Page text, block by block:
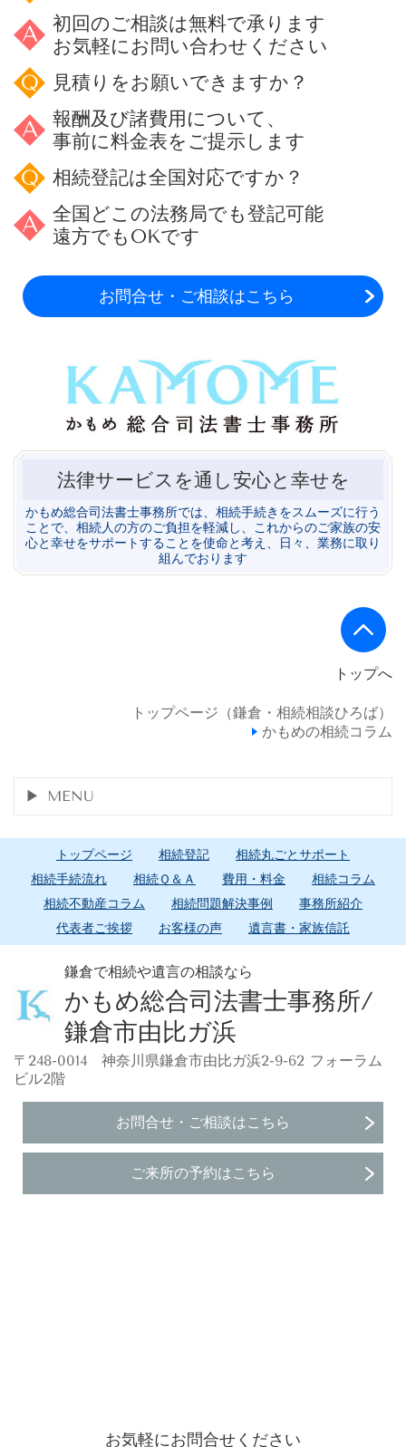
初回のご相談は無料で承ります
お気軽にお問い合わせください
見積りをお願いできますか？
報酬及び諸費用について、
事前に料金表をご提示します
相続登記は全国対応ですか？
全国どこの法務局でも登記可能
遠方でもOKです
お問合せ・ご相談はこちら
法律サービスを通し安心と幸せを
かもめ総合司法書士事務所では、相続手続きをスムーズに行う
ことで、相続人の方のご負担を軽減し、これからのご家族の安
心と幸せをサポートすることを使命と考え、日々、業務に取り
組んでおります
トップへ
トップページ（鎌倉・相続相談ひろば）
かもめの相続コラム
MENU
トップページ 相続登記
相続丸ごとサポート
相続手続流れ
相続Ｑ＆Ａ 費用・料金
相続コラム
相続不動産コラム
相続問題解決事例
事務所紹介
代表者ご挨拶
お客様の声 遺言書・家族信託
鎌倉で相続や遺言の相談なら
かもめ総合司法書士事務所/
鎌倉市由比ガ浜
〒248-0014 神奈川県鎌倉市由比ガ浜2-9-62 フォーラム
ビル2階
お問合せ・ご相談はこちら
ご来所の予約はこちら
お気軽にお問合せください